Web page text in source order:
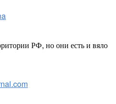
РФ, но они есть и вяло